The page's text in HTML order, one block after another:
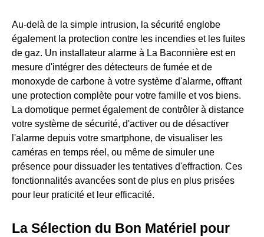
Au-delà de la simple intrusion, la sécurité englobe
également la protection contre les incendies et les fuites
de gaz. Un installateur alarme à La Baconnière est en
mesure d'intégrer des détecteurs de fumée et de
monoxyde de carbone à votre système d'alarme, offrant
une protection complète pour votre famille et vos biens.
La domotique permet également de contrôler à distance
votre système de sécurité, d'activer ou de désactiver
l'alarme depuis votre smartphone, de visualiser les
caméras en temps réel, ou même de simuler une
présence pour dissuader les tentatives d'effraction. Ces
fonctionnalités avancées sont de plus en plus prisées
pour leur praticité et leur efficacité.
La Sélection du Bon Matériel pour